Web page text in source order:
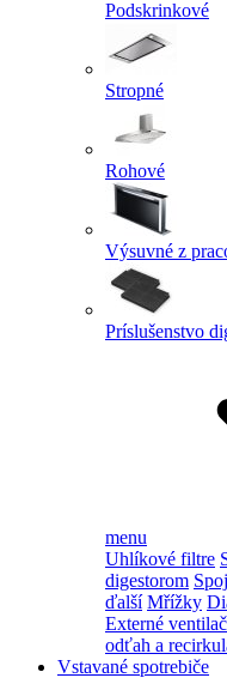
Podskrinkové
Stropné
Rohové
Výsuvné z
Príslušenstvo
menu
Uhlíkové filtre
digestorom
ďalší Mřížky
Externé
odťah a
Vstavané spotrebiče